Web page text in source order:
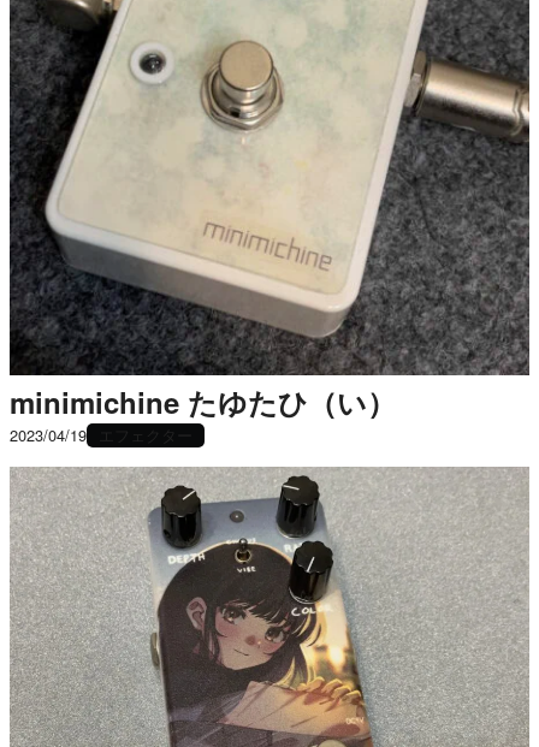
minimichine たゆたひ（い）
2023/04/19 エフェクター